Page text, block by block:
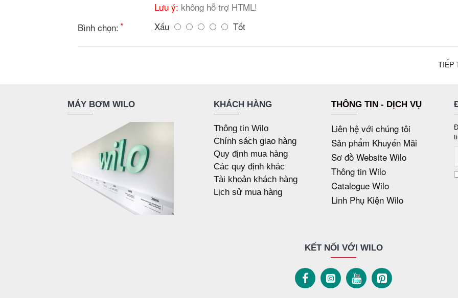
Lưu ý: không hỗ trợ HTML!
Bình chọn:
Xấu Tốt
TIẾP
MÁY BƠM WILO KHÁCH HÀNG
Thông tin Wilo
Chính sách giao hàng
Quy định mua hàng
Các quy định khác
Tài khoản khách hàng
Lịch sử mua hàng
THÔNG TIN - DỊCH VỤ
Liên hệ với chúng tôi
Sản phẩm Khuyến Mãi
Sơ đồ Website Wilo
Thông tin Wilo
Catalogue Wilo
Linh Phụ Kiện Wilo
KẾT NỐI VỚI WILO